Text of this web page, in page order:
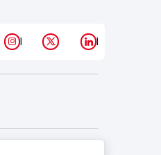
Instagram
X LinkedIn